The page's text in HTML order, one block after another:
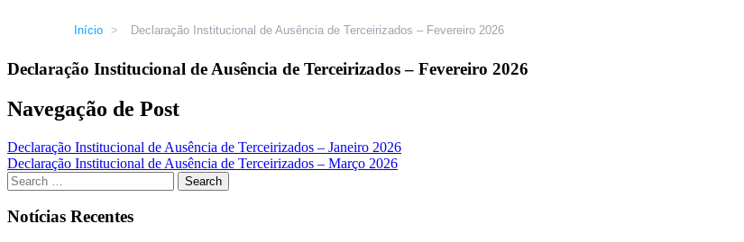
Início > Declaração Institucional de Ausência de Terceirizados – Fevereiro 2026
Declaração Institucional de Ausência de Terceirizados – Fevereiro 2026
Navegação de Post
Declaração Institucional de Ausência de Terceirizados – Janeiro 2026
Declaração Institucional de Ausência de Terceirizados – Março 2026
Notícias Recentes